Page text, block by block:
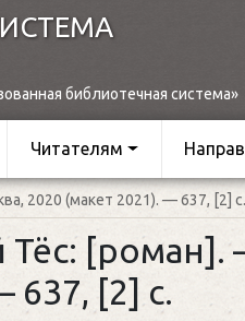
библиотечная система»
Читателям
2020 (макет 2021). — 637, [2] с.
Тёс: [роман].
637, [2] с.